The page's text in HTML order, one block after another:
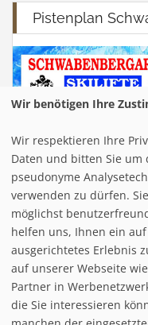
Pistenplan
Wir benötigen Ihre
Wir respektieren Ihre
Daten und bitten Sie um
pseudonyme
verwenden zu dürfen.
möglichst
helfen uns, Ihnen ein
ausgerichtetes Erlebnis
auf unserer Webseite
Partner in
die Sie interessieren